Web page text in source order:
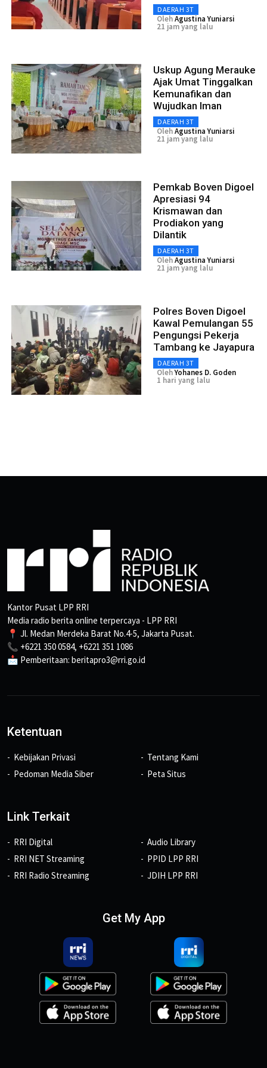
DAERAH 3T
OlehAgustina Yuniarsi
21 jam yang lalu
Uskup Agung Merauke
Ajak Umat Tinggalkan
Kemunafikan dan
Wujudkan Iman
DAERAH 3T
OlehAgustina Yuniarsi
21 jam yang lalu
Pemkab Boven Digoel
Apresiasi 94
Krismawan dan
Prodiakon yang
Dilantik
DAERAH 3T
OlehAgustina Yuniarsi
21 jam yang lalu
Polres Boven Digoel
Kawal Pemulangan 55
Pengungsi Pekerja
Tambang ke Jayapura
DAERAH 3T
OlehYohanes D. Goden
1 hari yang lalu
Kantor Pusat LPP RRI
Media radio berita online terpercaya - LPP RRI
📍 Jl. Medan Merdeka Barat No.4-5, Jakarta Pusat.
📞 +6221 350 0584, +6221 351 1086
📩 Pemberitaan: beritapro3@rri.go.id
Ketentuan
Kebijakan Privasi
Pedoman Media Siber
Tentang Kami
Peta Situs
Link Terkait
RRI Digital
RRI NET Streaming
RRI Radio Streaming
Audio Library
PPID LPP RRI
JDIH LPP RRI
Get My App